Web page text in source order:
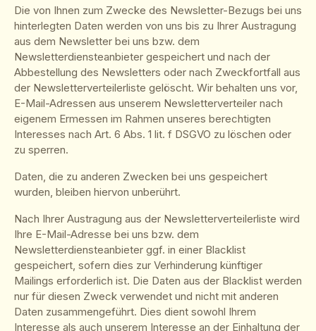
Die von Ihnen zum Zwecke des Newsletter-Bezugs bei uns
hinterlegten Daten werden von uns bis zu Ihrer Austragung
aus dem Newsletter bei uns bzw. dem
Newsletterdiensteanbieter gespeichert und nach der
Abbestellung des Newsletters oder nach Zweckfortfall aus
der Newsletterverteilerliste gelöscht. Wir behalten uns vor,
E-Mail-Adressen aus unserem Newsletterverteiler nach
eigenem Ermessen im Rahmen unseres berechtigten
Interesses nach Art. 6 Abs. 1 lit. f DSGVO zu löschen oder
zu sperren.
Daten, die zu anderen Zwecken bei uns gespeichert
wurden, bleiben hiervon unberührt.
Nach Ihrer Austragung aus der Newsletterverteilerliste wird
Ihre E-Mail-Adresse bei uns bzw. dem
Newsletterdiensteanbieter ggf. in einer Blacklist
gespeichert, sofern dies zur Verhinderung künftiger
Mailings erforderlich ist. Die Daten aus der Blacklist werden
nur für diesen Zweck verwendet und nicht mit anderen
Daten zusammengeführt. Dies dient sowohl Ihrem
Interesse als auch unserem Interesse an der Einhaltung der